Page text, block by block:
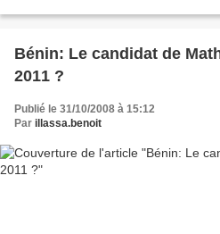
Bénin: Le candidat de
2011 ?
Publié le 31/10/2008 à 15:12
Par illassa.benoit